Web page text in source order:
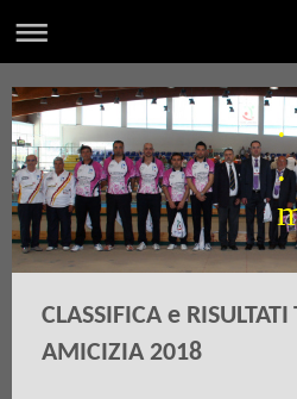
.
.
CLASSIFICA e RISULTATI
AMICIZIA 2018